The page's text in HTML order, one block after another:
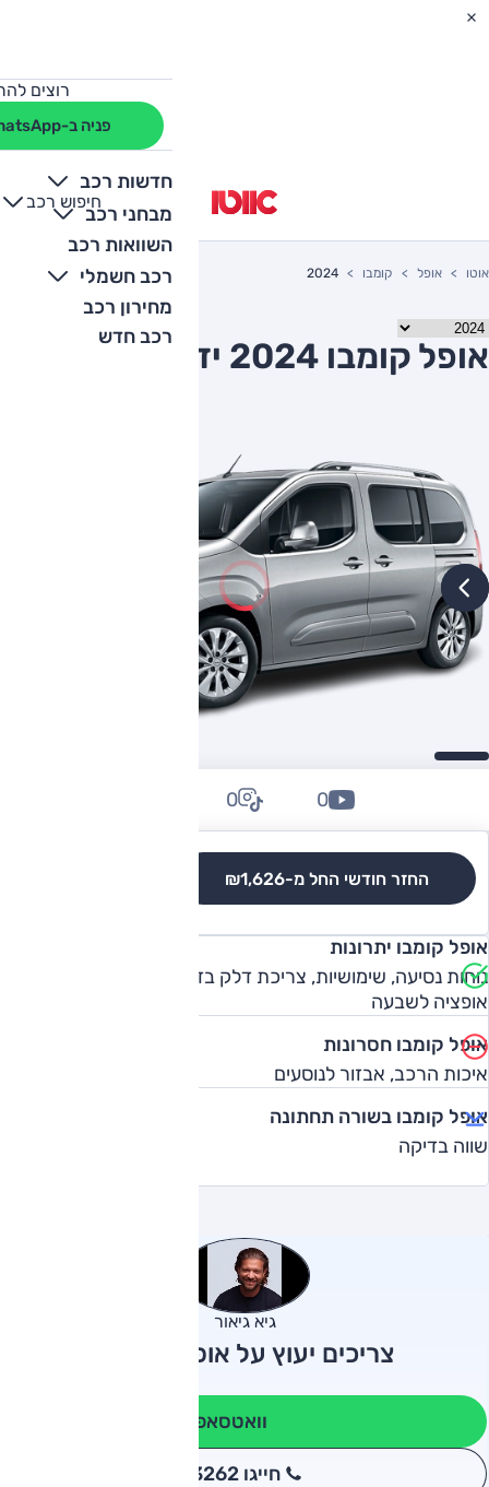
רוצים
פניה ב-WhatsApp
חדשות רכב
מבחני רכב
השוואות רכב
רכב חשמלי
מחירון רכב
רכב חדש
חיפוש רכב
+
-
אוטו אופל קומבו 2024
אופל קומבו 2024 יד שניה
החזר חודשי החל מ-₪1,626
0
0
אופל קומבו יתרונות
נוחות נסיעה, שימושיות, צריכת דלק בדיזל, מרחב לנוסעים,
אופציה לשבעה
אופל קומבו חסרונות
איכות הרכב, אבזור לנוסעים
אופל קומבו בשורה תחתונה
שווה בדיקה
גיא גיאור
צריכים יעוץ על אופל קומבו?
וואטסאפ
חייגו 3262